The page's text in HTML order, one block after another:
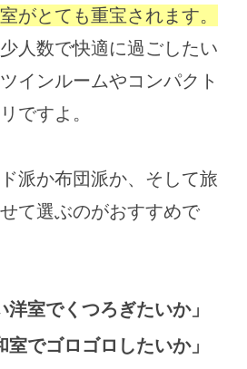
がとても重宝されます。
人数で快適に過ごしたい
インルームやコンパクト
ですよ。
派か布団派か、そして旅
て選ぶのがおすすめで
洋室でくつろぎたいか」
室でゴロゴロしたいか」